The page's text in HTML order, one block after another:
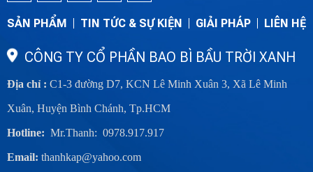
SẢN PHẨM TIN TỨC & SỰ KIỆN GIẢI PHÁP LIÊN HỆ
CÔNG TY CỔ PHẦN BAO BÌ BẦU TRỜI XANH
Địa chỉ : C1-3 đường D7, KCN Lê Minh Xuân 3, Xã Lê Minh
Xuân, Huyện Bình Chánh, Tp.HCM
Hotline: Mr.Thanh: 0978.917.917
Email: thanhkap@yahoo.com